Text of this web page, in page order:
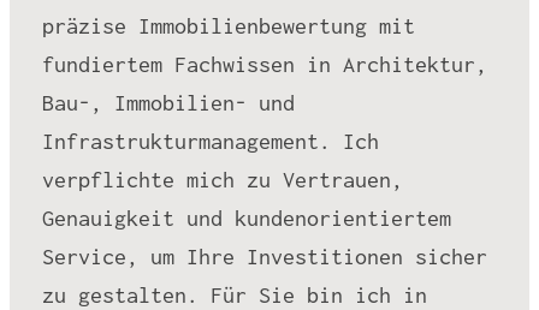
präzise Immobilienbewertung mit
fundiertem Fachwissen in Architektur,
Bau-, Immobilien- und
Infrastrukturmanagement. Ich
verpflichte mich zu Vertrauen,
Genauigkeit und kundenorientiertem
Service, um Ihre Investitionen sicher
zu gestalten. Für Sie bin ich in